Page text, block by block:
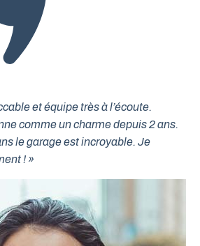
et équipe très à l’écoute.
comme un charme depuis 2 ans.
le garage est incroyable. Je
! »